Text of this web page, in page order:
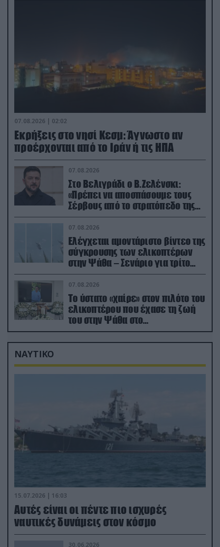
07.08.2026 | 02:02
Εκρήξεις στο νησί Κεσμ: Άγνωστο αν
προέρχονται από το Ιράν ή τις ΗΠΑ
07.08.2026
Στο Βελιγράδι ο Β.Ζελένσκι:
«Πρέπει να αποσπάσουμε τους
Σέρβους από το στρατόπεδο της
Ρωσίας»
07.08.2026
Ελέγχεται αμοντάριστο βίντεο της
σύγκρουσης των ελικοπτέρων
στην Ψάθα – Σενάριο για τρίτο
ελικόπτερο
07.08.2026
Το ύστατο «χαίρε» στον πιλότο του
ελικοπτέρου που έχασε τη ζωή
του στην Ψάθα στο
αποτεφρωτήριο Ριτσώνας
ΝΑΥΤΙΚΟ
15.07.2026 | 16:03
Aυτές είναι οι πέντε πιο ισχυρές
ναυτικές δυνάμεις στον κόσμο
30.06.2026